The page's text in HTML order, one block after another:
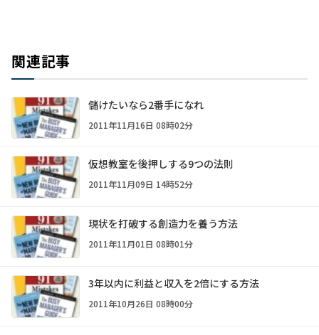
関連記事
儲けたいなら2番手になれ
2011年11月16日 08時02分
仮想教室を後押しする9つの法則
2011年11月09日 14時52分
現状を打破する創造力を養う方法
2011年11月01日 08時01分
3年以内に利益と収入を2倍にする方法
2011年10月26日 08時00分